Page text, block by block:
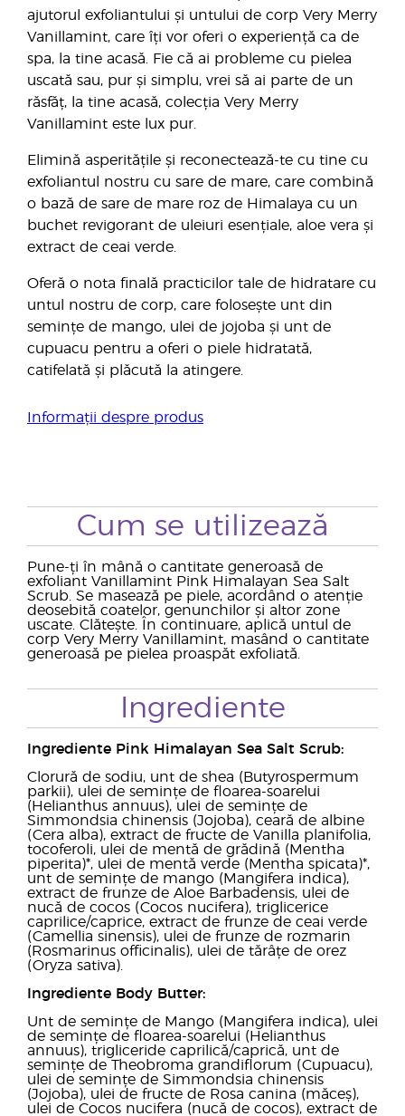
ajutorul exfoliantului și untului de corp Very Merry
Vanillamint, care îți vor oferi o experiență ca de
spa, la tine acasă. Fie că ai probleme cu pielea
uscată sau, pur și simplu, vrei să ai parte de un
răsfăț, la tine acasă, colecția Very Merry
Vanillamint este lux pur.
Elimină asperitățile și reconectează-te cu tine cu
exfoliantul nostru cu sare de mare, care combină
o bază de sare de mare roz de Himalaya cu un
buchet revigorant de uleiuri esențiale, aloe vera și
extract de ceai verde.
Oferă o nota finală practicilor tale de hidratare cu
untul nostru de corp, care folosește unt din
semințe de mango, ulei de jojoba și unt de
cupuacu pentru a oferi o piele hidratată,
catifelată și plăcută la atingere.
Informații despre produs
Cum se utilizează
Pune-ți în mână o cantitate generoasă de
exfoliant Vanillamint Pink Himalayan Sea Salt
Scrub. Se masează pe piele, acordând o atenție
deosebită coatelor, genunchilor și altor zone
uscate. Clătește. În continuare, aplică untul de
corp Very Merry Vanillamint, masând o cantitate
generoasă pe pielea proaspăt exfoliată.
Ingrediente
Ingrediente Pink Himalayan Sea Salt Scrub:
Clorură de sodiu, unt de shea (Butyrospermum
parkii), ulei de semințe de floarea-soarelui
(Helianthus annuus), ulei de semințe de
Simmondsia chinensis (Jojoba), ceară de albine
(Cera alba), extract de fructe de Vanilla planifolia,
tocoferoli, ulei de mentă de grădină (Mentha
piperita)*, ulei de mentă verde (Mentha spicata)*,
unt de semințe de mango (Mangifera indica),
extract de frunze de Aloe Barbadensis, ulei de
nucă de cocos (Cocos nucifera), triglicerice
caprilice/caprice, extract de frunze de ceai verde
(Camellia sinensis), ulei de frunze de rozmarin
(Rosmarinus officinalis), ulei de tărâțe de orez
(Oryza sativa).
Ingrediente Body Butter:
Unt de semințe de Mango (Mangifera indica), ulei
de semințe de floarea-soarelui (Helianthus
annuus), trigliceride caprilică/caprică, unt de
semințe de Theobroma grandiflorum (Cupuacu),
ulei de semințe de Simmondsia chinensis
(Jojoba), ulei de fructe de Rosa canina (măceș),
ulei de Cocos nucifera (nucă de cocos), extract de